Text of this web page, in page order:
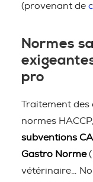
(provenant de
Normes
pro
Traitement des
normes HACCP,
subventions
Gastro Norme(
vétérinaire…